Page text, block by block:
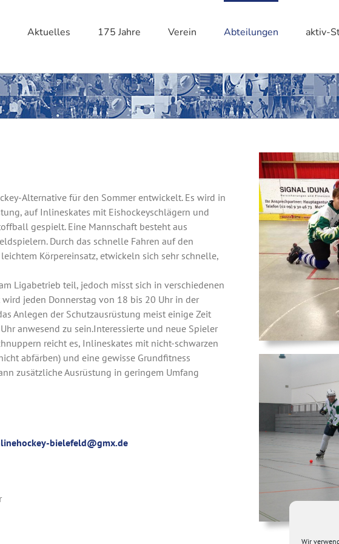
Wir
Aktuelles 175 Jahre Verein Abteilungen aktiv-
Alternative für den Sommer entwickelt. Es wird in
auf Inlineskates mit Eishockeyschlägern und
gespielt. Eine Mannschaft besteht aus
Durch das schnelle Fahren auf den
Körpereinsatz, etwickeln sich sehr schnelle,
Ligabetrieb teil, jedoch misst sich in verschiedenen
wird jeden Donnerstag von 18 bis 20 Uhr in der
Anlegen der Schutzausrüstung meist einige Zeit
anwesend zu sein.Interessierte und neue Spieler
reicht es, Inlineskates mit nicht-schwarzen
abfärben) und eine gewisse Grundfitness
zusätzliche Ausrüstung in geringem Umfang
bielefeld@gmx.de